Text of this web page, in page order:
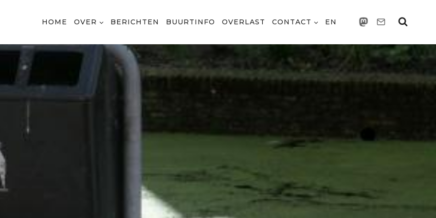
HOME OVER BERICHTEN BUURTINFO OVERLAST CONTACT EN